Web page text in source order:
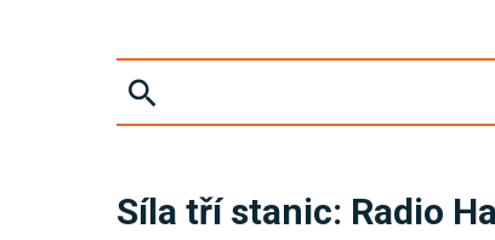
Síla tří stanic: Radio